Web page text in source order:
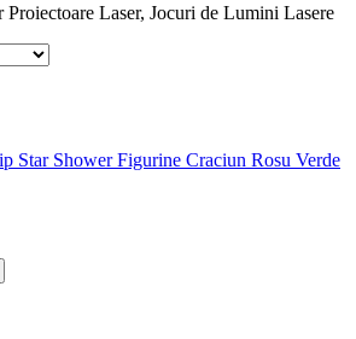
Proiectoare Laser, Jocuri de Lumini Lasere
Star Shower Figurine Craciun Rosu Verde